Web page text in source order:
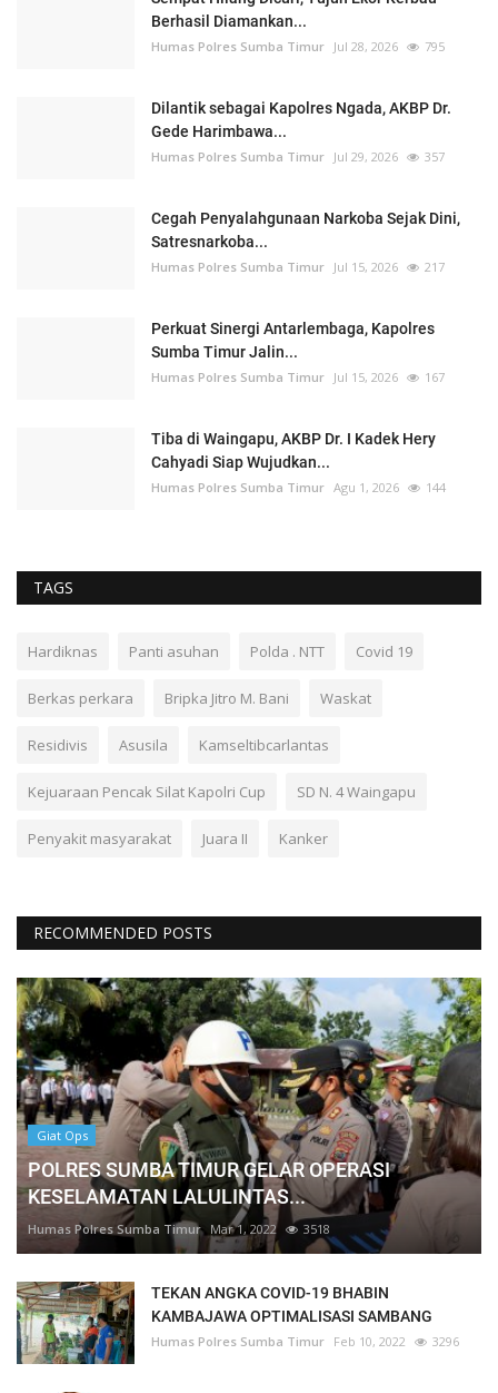
Berhasil Diamankan...
Humas Polres Sumba Timur Jul 28, 2026 795
Dilantik sebagai Kapolres Ngada, AKBP Dr.
Gede Harimbawa...
Humas Polres Sumba Timur Jul 29, 2026 357
Cegah Penyalahgunaan Narkoba Sejak Dini,
Satresnarkoba...
Humas Polres Sumba Timur Jul 15, 2026 217
Perkuat Sinergi Antarlembaga, Kapolres
Sumba Timur Jalin...
Humas Polres Sumba Timur Jul 15, 2026 167
Tiba di Waingapu, AKBP Dr. I Kadek Hery
Cahyadi Siap Wujudkan...
Humas Polres Sumba Timur Agu 1, 2026 144
TAGS
Hardiknas Panti asuhan Polda . NTT Covid 19
Berkas perkara Bripka Jitro M. Bani Waskat
Residivis Asusila Kamseltibcarlantas
Kejuaraan Pencak Silat Kapolri Cup SD N. 4 Waingapu
Penyakit masyarakat Juara II Kanker
RECOMMENDED POSTS
Giat Ops
POLRES SUMBA TIMUR GELAR OPERASI
KESELAMATAN LALULINTAS...
Humas Polres Sumba Timur Mar 1, 2022 3518
TEKAN ANGKA COVID-19 BHABIN
KAMBAJAWA OPTIMALISASI SAMBANG
Humas Polres Sumba Timur Feb 10, 2022 3296